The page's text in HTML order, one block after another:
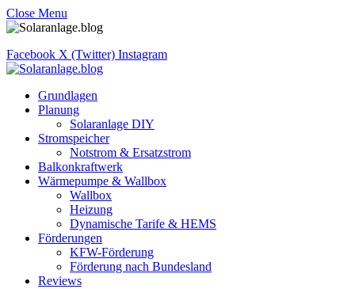
Close Menu
Facebook X (Twitter) Instagram
Grundlagen
Planung
Solaranlage DIY
Stromspeicher
Notstrom & Ersatzstrom
Balkonkraftwerk
Wärmepumpe & Wallbox
Wallbox
Heizung
Dynamische Tarife & HEMS
Förderungen
KFW-Förderung
Förderung nach Bundesland
Reviews